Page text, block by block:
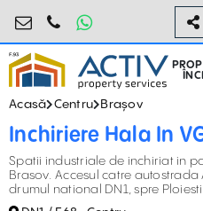
0755.795.795
Acasă Centru Brașov
Inchiriere Hala In
Spatii industriale de inchiriat in
Brasov. Accesul catre
drumul national DN1, spre